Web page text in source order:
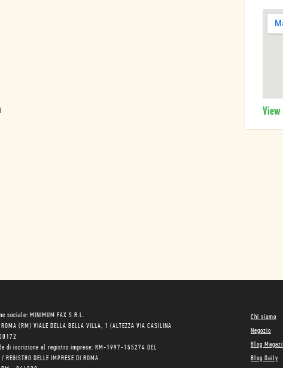
sociale: MINIMUM FAX S.R.L.
(RM) VIALE DELLA BELLA VILLA, 1 (ALTEZZA VIA CASILINA
di iscrizione al registro imprese: RM-1997-155274 DEL
DELLE IMPRESE DI ROMA
Chi siamo
Negozio
Blog
Blog Daily